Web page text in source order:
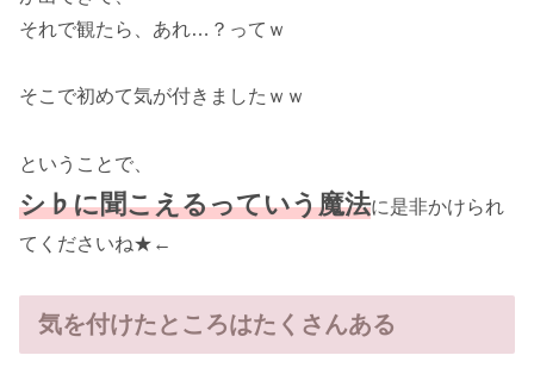
それで観たら、あれ…？ってｗ
そこで初めて気が付きましたｗｗ
ということで、
シ♭に聞こえるっていう魔法に是非かけられ
てくださいね★←
気を付けたところはたくさんある